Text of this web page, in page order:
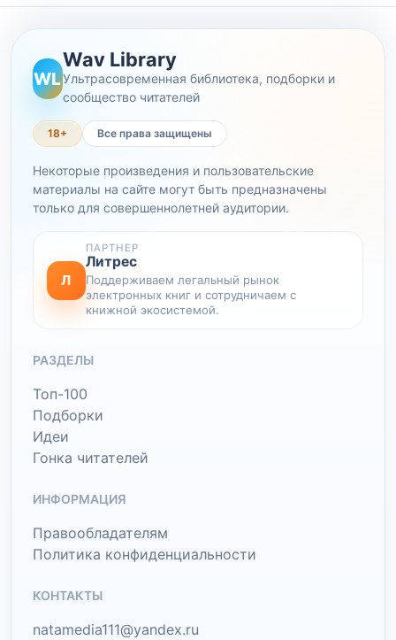
WL
Wav Library
Ультрасовременная библиотека, подборки и
сообщество читателей
18+ Все права защищены
Некоторые произведения и пользовательские
материалы на сайте могут быть предназначены
только для совершеннолетней аудитории.
Л
ПАРТНЕР
Литрес
Поддерживаем легальный рынок
электронных книг и сотрудничаем с
книжной экосистемой.
РАЗДЕЛЫ
Топ-100
Подборки
Идеи
Гонка читателей
ИНФОРМАЦИЯ
Правообладателям
Политика конфиденциальности
КОНТАКТЫ
natamedia111@yandex.ru